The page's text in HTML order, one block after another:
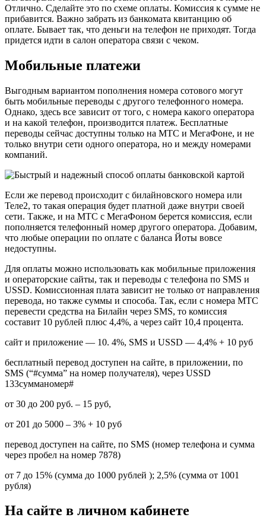
Отлично. Сделайте это по схеме оплаты. Комиссия к сумме не
прибавится. Важно забрать из банкомата квитанцию об
оплате. Бывает так, что деньги на телефон не приходят. Тогда
придется идти в салон оператора связи с чеком.
Мобильные платежи
Выгодным вариантом пополнения номера сотового могут
быть мобильные переводы с другого телефонного номера.
Однако, здесь все зависит от того, с номера какого оператора
и на какой телефон, производится платеж. Бесплатные
переводы сейчас доступны только на МТС и МегаФоне, и не
только внутри сети одного оператора, но и между номерами
компаний.
Если же перевод происходит с билайновского номера или
Теле2, то такая операция будет платной даже внутри своей
сети. Также, и на МТС с МегаФоном берется комиссия, если
пополняется телефонный номер другого оператора. Добавим,
что любые операции по оплате с баланса Йоты вовсе
недоступны.
Для оплаты можно использовать как мобильные приложения
и операторские сайты, так и переводы с телефона по SMS и
USSD. Комиссионная плата зависит не только от направления
перевода, но также суммы и способа. Так, если с номера МТС
перевести средства на Билайн через SMS, то комиссия
составит 10 рублей плюс 4,4%, а через сайт 10,4 процента.
сайт и приложение — 10. 4%, SMS и USSD — 4,4% + 10 руб
бесплатный перевод доступен на сайте, в приложении, по
SMS (“#сумма” на номер получателя), через USSD
133сумманомер#
от 30 до 200 руб. – 15 руб,
от 201 до 5000 – 3% + 10 руб
перевод доступен на сайте, по SMS (номер телефона и сумма
через пробел на номер 7878)
от 7 до 15% (сумма до 1000 рублей ); 2,5% (сумма от 1001
рубля)
На сайте в личном кабинете